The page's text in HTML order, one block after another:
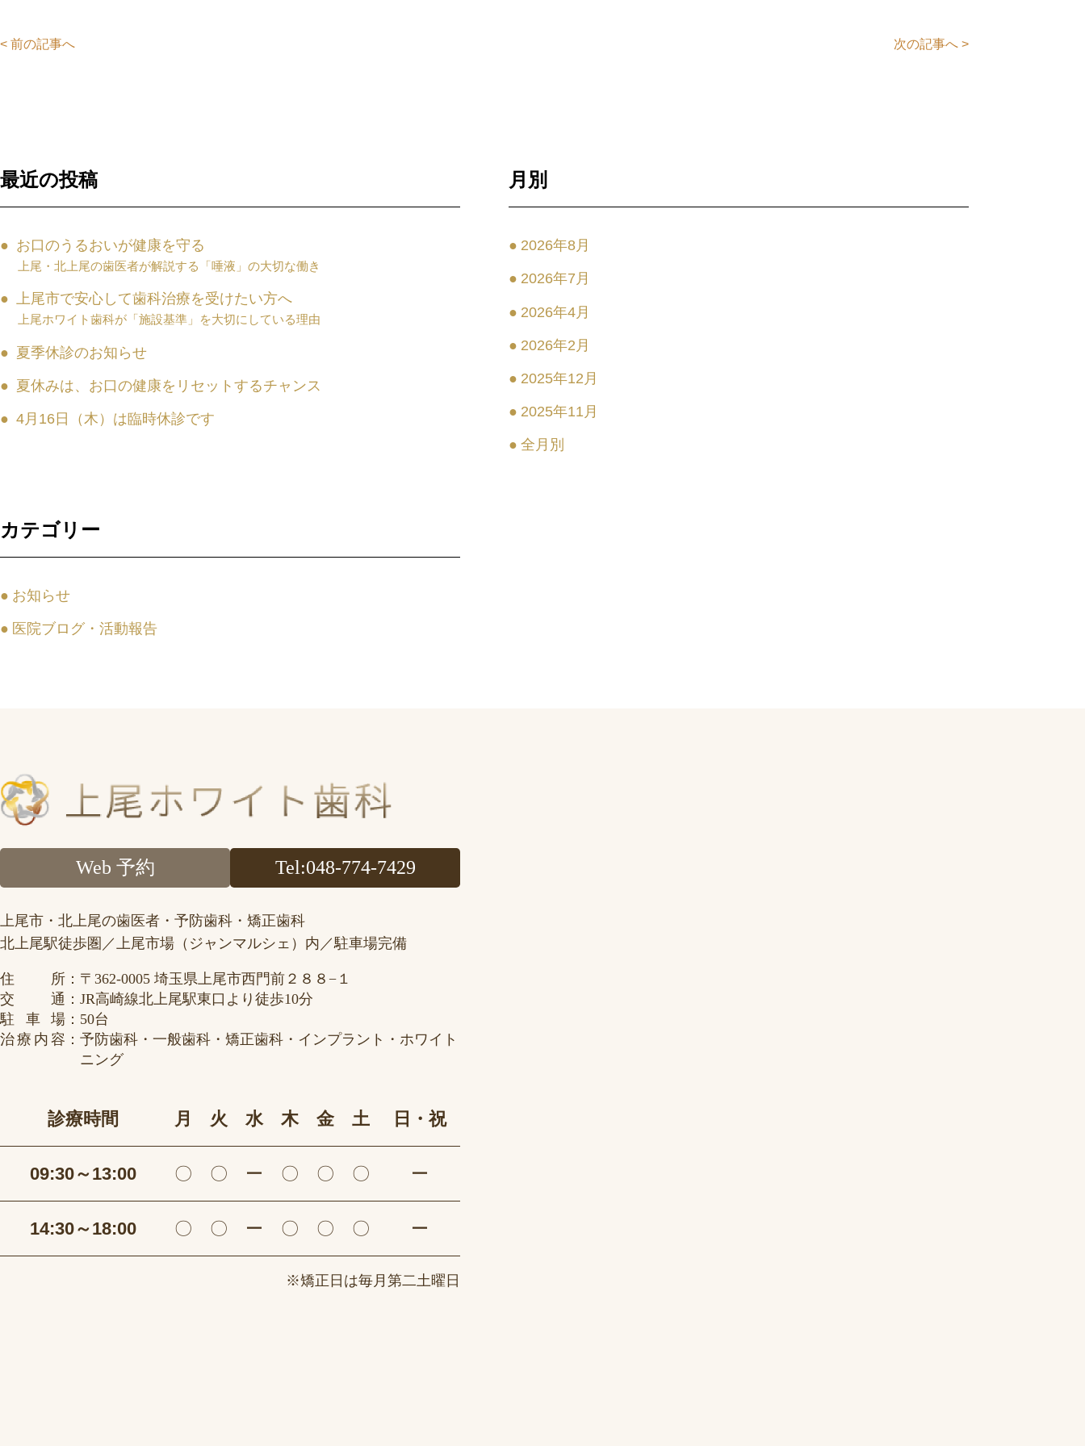
< 前の記事へ 次の記事へ >
最近の投稿
お口のうるおいが健康を守る
上尾・北上尾の歯医者が解説する「唾液」の大切な働き
上尾市で安心して歯科治療を受けたい方へ
上尾ホワイト歯科が「施設基準」を大切にしている理由
夏季休診のお知らせ
夏休みは、お口の健康をリセットするチャンス
4月16日（木）は臨時休診です
月別
2026年8月
2026年7月
2026年4月
2026年2月
2025年12月
2025年11月
全月別
カテゴリー
お知らせ
医院ブログ・活動報告
Web 予約 Tel:048-774-7429
上尾市・北上尾の歯医者・予防歯科・矯正歯科
北上尾駅徒歩圏／上尾市場（ジャンマルシェ）内／駐車場完備
住所 ： 〒362-0005 埼玉県上尾市西門前２８８−１
交通 ： JR高崎線北上尾駅東口より徒歩10分
駐車場 ： 50台
治療内容 ： 予防歯科・一般歯科・矯正歯科・ インプラント・ホワイト
ニング
診療時間 月 火 水 木 金 土 日・祝
09:30～13:00 〇 〇 ー 〇 〇 〇 ー
14:30～18:00 〇 〇 ー 〇 〇 〇 ー
※矯正日は毎月第二土曜日